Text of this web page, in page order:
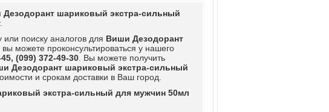
шариковый экстра-сильный
или поиску аналогов для Виши Дезодорант
, вы можете проконсультироваться у нашего
(099) 372-49-30. Вы можете получить
Дезодорант шариковый экстра-сильный
и срокам доставки в Ваш город.
экстра-сильный для мужчин 50мл